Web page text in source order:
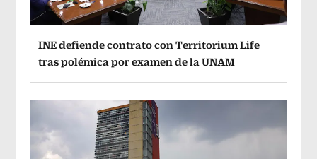
INE defiende contrato con Territorium Life
tras polémica por examen de la UNAM